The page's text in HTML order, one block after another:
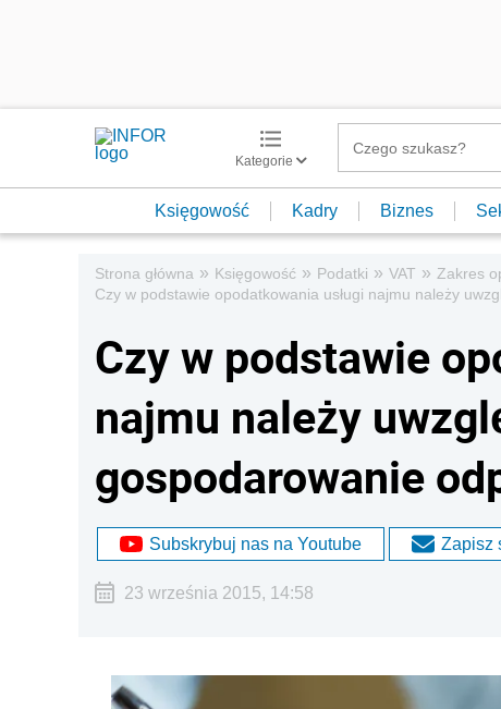
Kategorie
Księgowość Kadry Biznes
Strona główna » Księgowość » Podatki » VAT » Zakres
Czy w podstawie opodatkowania usługi najmu należy
Czy w podstawie
najmu należy
gospodarowanie
Subskrybuj nas na Youtube Zapisz
23 września 2015, 14:58